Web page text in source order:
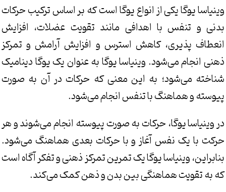
وینیاسا یوگا یکی از انواع یوگا است که بر اساس ترکیب حرکات
بدنی و تنفس با اهدافی مانند تقویت عضلات، افزایش
انعطاف پذیری، کاهش استرس و افزایش آرامش و تمرکز
ذهنی انجام می‌شود. وینیاسا یوگا به عنوان یک یوگا دینامیک
شناخته می‌شود؛ به این معنی که حرکات در آن به صورت
پیوسته و هماهنگ با تنفس انجام می‌شود.
در وینیاسا یوگا، حرکات به صورت پیوسته انجام می‌شوند و هر
حرکت با یک نفس آغاز و با حرکات بعدی هماهنگ می‌شود.
بنابراین، وینیاسا یوگا یک تمرین تمرکز ذهنی و تفکر آگاه است
که به تقویت هماهنگی بین بدن و ذهن کمک می‌کند.